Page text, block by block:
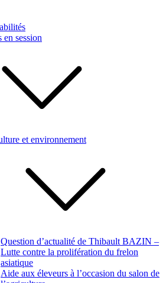
session
et environnement
Question d’actualité de Thibault BAZIN –
Lutte contre la prolifération du frelon
asiatique
Aide aux éleveurs à l’occasion du salon de